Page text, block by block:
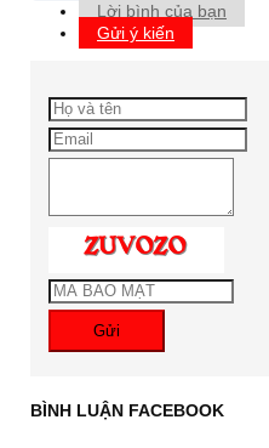
Lời bình của bạn
Gửi ý kiến
Gửi
BÌNH LUẬN FACEBOOK